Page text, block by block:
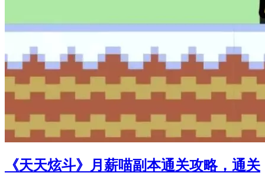
《天天炫斗》月薪喵副本通关攻略，通关